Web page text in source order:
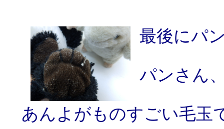
最後にパ
パンさん
あんよがものすごい毛玉